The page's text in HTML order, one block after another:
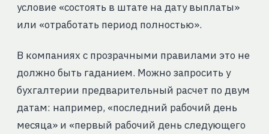
условие «состоять в штате на дату выплаты»
или «отработать период полностью».
В компаниях с прозрачными правилами это не
должно быть гаданием. Можно запросить у
бухгалтерии предварительный расчет по двум
датам: например, «последний рабочий день
месяца» и «первый рабочий день следующего